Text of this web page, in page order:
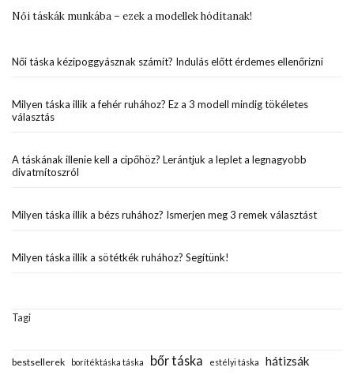
Női táskák munkába – ezek a modellek hódítanak!
Női táska kézipoggyásznak számít? Indulás előtt érdemes ellenőrizni
Milyen táska illik a fehér ruhához? Ez a 3 modell mindig tökéletes
választás
A táskának illenie kell a cipőhöz? Lerántjuk a leplet a legnagyobb
divatmítoszról
Milyen táska illik a bézs ruhához? Ismerjen meg 3 remek választást
Milyen táska illik a sötétkék ruhához? Segítünk!
Tagi
bestsellerek borítéktáska táska bőr táska estélyi táska hátizsák